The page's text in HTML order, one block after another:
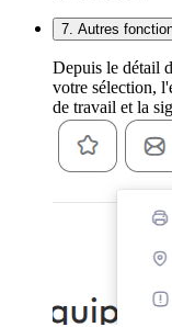
7. Autres
Depuis le détail
votre sélection,
de travail et la